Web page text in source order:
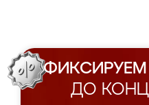
ФИКСИРУЕМ
ДО